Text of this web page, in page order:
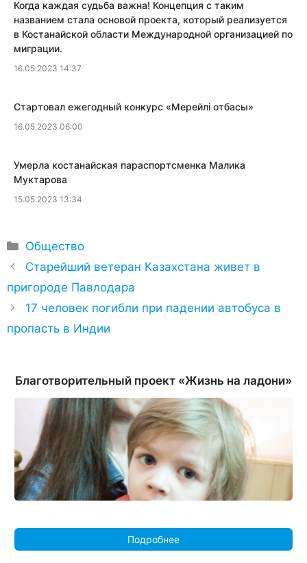
Когда каждая судьба важна! Концепция с таким
названием стала основой проекта, который реализуется
в Костанайской области Международной организацией по
миграции.
16.05.2023 14:37
​Стартовал ежегодный конкурс «Мерейлi отбасы»
16.05.2023 06:00
​Умерла костанайская параспортсменка Малика
Муктарова
15.05.2023 13:34
Рубрики
Общество
Старейший ветеран Казахстана живет в
пригороде Павлодара
17 человек погибли при падении автобуса в
пропасть в Индии
Благотворительный проект «Жизнь на ладони»
Подробнее